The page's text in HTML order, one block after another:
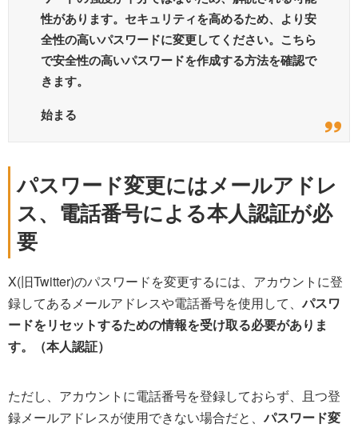
性があります。セキュリティを高めるため、より安
全性の高いパスワードに変更してください。こちら
で安全性の高いパスワードを作成する方法を確認で
きます。
始まる
パスワード変更にはメールアドレ
ス、電話番号による本人認証が必
要
X(旧Twitter)のパスワードを変更するには、アカウントに登
録してあるメールアドレスや電話番号を使用して、パスワ
ードをリセットするための情報を受け取る必要がありま
す。（本人認証）
ただし、アカウントに電話番号を登録しておらず、且つ登
録メールアドレスが使用できない場合だと、パスワード変